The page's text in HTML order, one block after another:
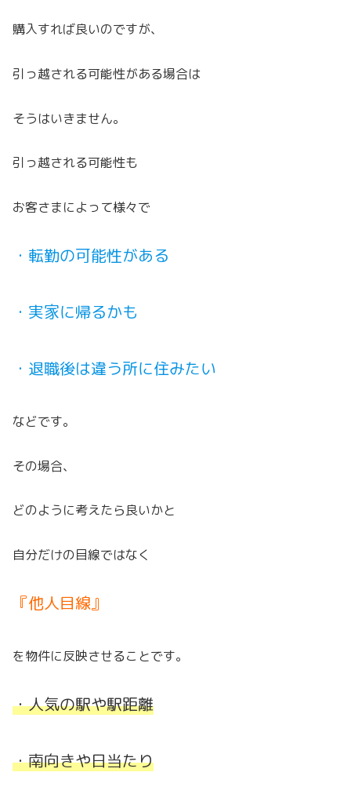
購入すれば良いのですが、
引っ越される可能性がある場合は
そうはいきません。
引っ越される可能性も
お客さまによって様々で
・転勤の可能性がある
・実家に帰るかも
・退職後は違う所に住みたい
などです。
その場合、
どのように考えたら良いかと
自分だけの目線ではなく
『他人目線』
を物件に反映させることです。
・人気の駅や駅距離
・南向きや日当たり